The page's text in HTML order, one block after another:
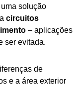
solução
circuitos
– aplicações
ser evitada.
de
e a área exterior